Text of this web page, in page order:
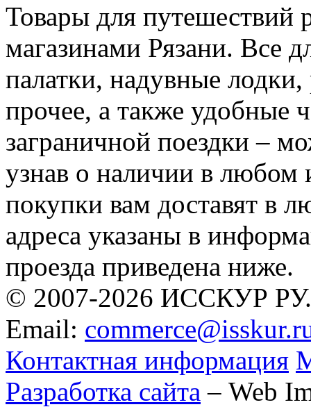
Товары для путешествий
магазинами Рязани. Все
палатки, надувные
прочее, а также удобные
заграничной поездки –
узнав о наличии в любом
покупки вам доставят в
адреса указаны в
проезда приведена ниже.
© 2007-2026 ИССКУР РУ.
Email:
Контактная информация
Разработка сайта – Web